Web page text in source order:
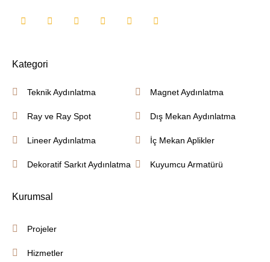
Kategori
Teknik Aydınlatma
Ray ve Ray Spot
Lineer Aydınlatma
Dekoratif Sarkıt Aydınlatma
Magnet Aydınlatma
Dış Mekan Aydınlatma
İç Mekan Aplikler
Kuyumcu Armatürü
Kurumsal
Projeler
Hizmetler